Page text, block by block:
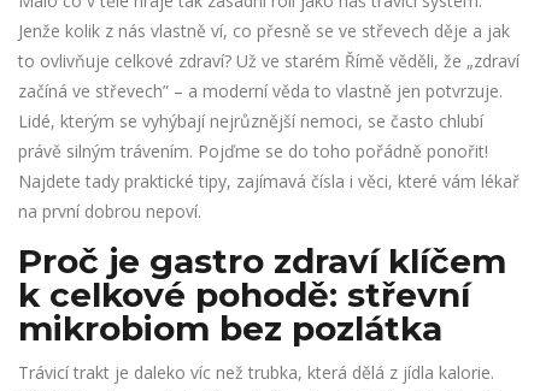
Jenže kolik z nás vlastně ví, co přesně se ve střevech děje a jak
to ovlivňuje celkové zdraví? Už ve starém Římě věděli, že „zdraví
začíná ve střevech” – a moderní věda to vlastně jen potvrzuje.
Lidé, kterým se vyhýbají nejrůznější nemoci, se často chlubí
právě silným trávením. Pojďme se do toho pořádně ponořit!
Najdete tady praktické tipy, zajímavá čísla i věci, které vám lékař
na první dobrou nepoví.
Proč je gastro zdraví klíčem
k celkové pohodě: střevní
mikrobiom bez pozlátka
Trávicí trakt je daleko víc než trubka, která dělá z jídla kalorie.